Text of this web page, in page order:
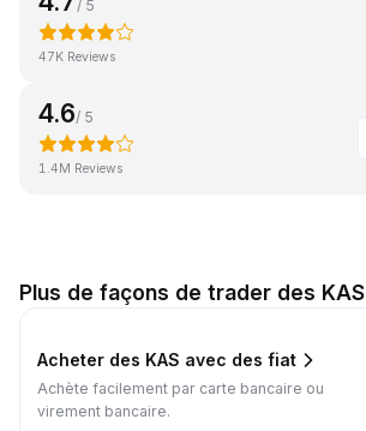
/ 5
47K Reviews
4.6/ 5
1.4M Reviews
Plus de façons de trader des KAS
Acheter des KAS avec des fiat
Achète facilement par carte bancaire ou
virement bancaire.